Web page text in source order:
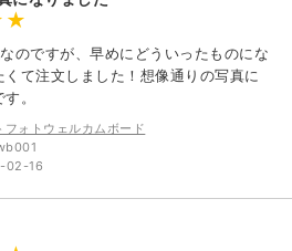
のですが、早めにどういったものにな
くて注文しました！想像通りの写真に
。
フォトウェルカムボード
02-16